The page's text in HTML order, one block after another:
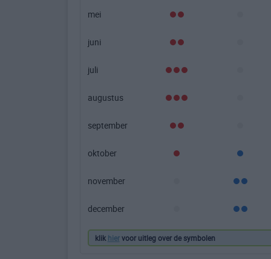
mei
juni
juli
augustus
september
oktober
november
december
klik hiervoor uitleg over de symbolen